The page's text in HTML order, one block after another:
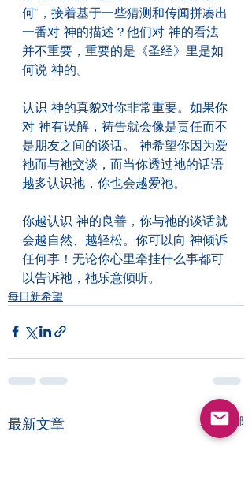
何”，接着基于一些猜测和传闻拼凑出
一番对 神的描述？他们对 神的看法
并不重要，重要的是《圣经》里是如
何说 神的。
认识 神的真貌对你非常重要。如果你
对 神有误解，祷告就会像是责任而不
是朋友之间的谈话。 神希望你因为爱
祂而与祂交谈，而当你透过祂的话语
越多认识祂，你也会越爱祂。
你越认识 神的良善，你与祂的谈话就
会越自然、越轻松。你可以向 神倾诉
任何事！无论你心里牵挂什么事都可
以告诉祂，祂乐意倾听。
每日新希望
最新文章 查看全部